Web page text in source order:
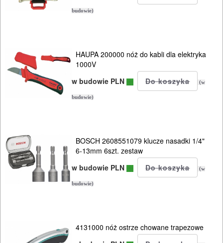
ELEKTRONARZĘDZIA
AKUMULATOROWE
AKCESORIA
DO
ELEKTRONARZĘDZI
MAGAZYNOWANIE
POMIAROWE
budowie)
HAUPA 200000 nóż do kabli dla elektryka
1000V
w budowie PLN
(w
budowie)
BOSCH 2608551079 klucze nasadki 1/4"
6-13mm 6szt. zestaw
w budowie PLN
(w
budowie)
4131000 nóż ostrze chowane trapezowe